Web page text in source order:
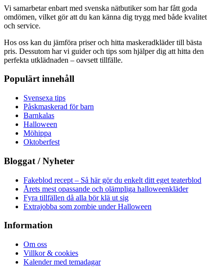
Vi samarbetar enbart med svenska nätbutiker som har fått goda
omdömen, vilket gör att du kan känna dig trygg med både kvalitet
och service.
Hos oss kan du jämföra priser och hitta maskeradkläder till bästa
pris. Dessutom har vi guider och tips som hjälper dig att hitta den
perfekta utklädnaden – oavsett tillfälle.
Populärt innehåll
Svensexa tips
Påskmaskerad för barn
Barnkalas
Halloween
Möhippa
Oktoberfest
Bloggat / Nyheter
Fakeblod recept – Så här gör du enkelt ditt eget teaterblod
Årets mest opassande och olämpliga halloweenkläder
Fyra tillfällen då alla bör klä ut sig
Extrajobba som zombie under Halloween
Information
Om oss
Villkor & cookies
Kalender med temadagar